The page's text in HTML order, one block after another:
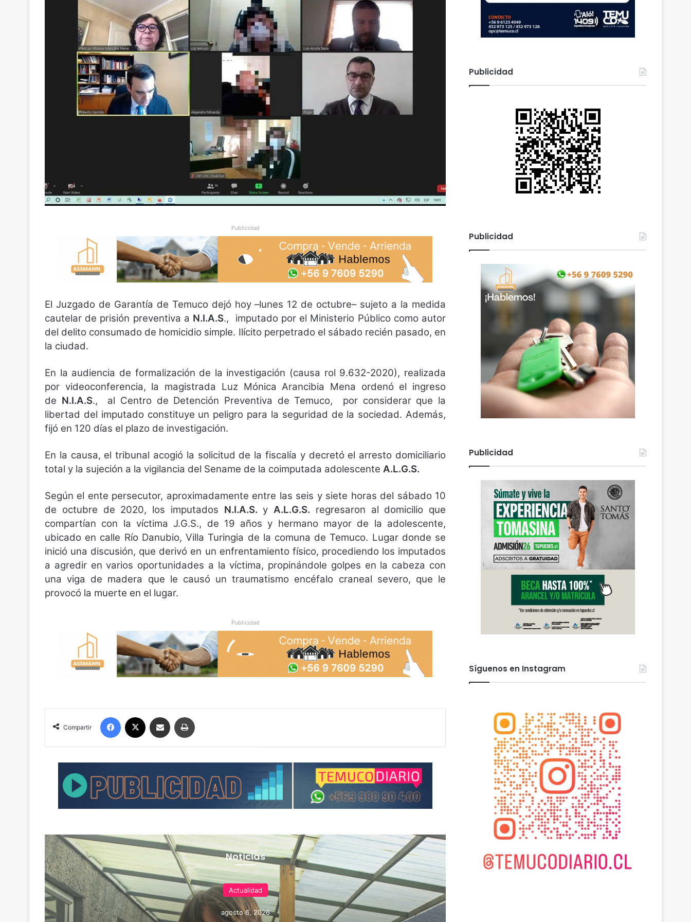
Publicidad
El Juzgado de Garantía de Temuco dejó hoy –lunes 12 de octubre– sujeto a la medida
cautelar de prisión preventiva a N.I.A.S., imputado por el Ministerio Público como autor
del delito consumado de homicidio simple. Ilícito perpetrado el sábado recién pasado, en
la ciudad.
En la audiencia de formalización de la investigación (causa rol 9.632-2020), realizada
por videoconferencia, la magistrada Luz Mónica Arancibia Mena ordenó el ingreso
de N.I.A.S., al Centro de Detención Preventiva de Temuco, por considerar que la
libertad del imputado constituye un peligro para la seguridad de la sociedad. Además,
fijó en 120 días el plazo de investigación.
En la causa, el tribunal acogió la solicitud de la fiscalía y decretó el arresto domiciliario
total y la sujeción a la vigilancia del Sename de la coimputada adolescente A.L.G.S.
Según el ente persecutor, aproximadamente entre las seis y siete horas del sábado 10
de octubre de 2020, los imputados N.I.A.S. y A.L.G.S. regresaron al domicilio que
compartían con la víctima J.G.S., de 19 años y hermano mayor de la adolescente,
ubicado en calle Río Danubio, Villa Turingia de la comuna de Temuco. Lugar donde se
inició una discusión, que derivó en un enfrentamiento físico, procediendo los imputados
a agredir en varios oportunidades a la víctima, propinándole golpes en la cabeza con
una viga de madera que le causó un traumatismo encéfalo craneal severo, que le
provocó la muerte en el lugar.
Publicidad
Compartir
Noticias
Actualidad
agosto 6, 2026
Publicidad
Publicidad
Publicidad
Síguenos en Instagram